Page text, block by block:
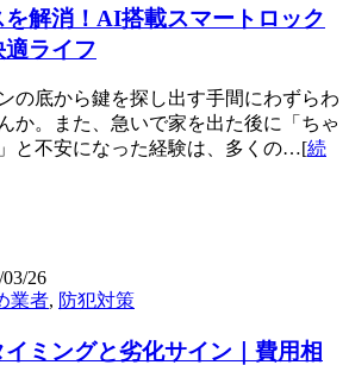
解消！AI搭載スマートロック
ライフ
の底から鍵を探し出す手間にわずらわ
か。また、急いで家を出た後に「ちゃ
と不安になった経験は、多くの…[続
03/26
業者, 防犯対策
ミングと劣化サイン｜費用相